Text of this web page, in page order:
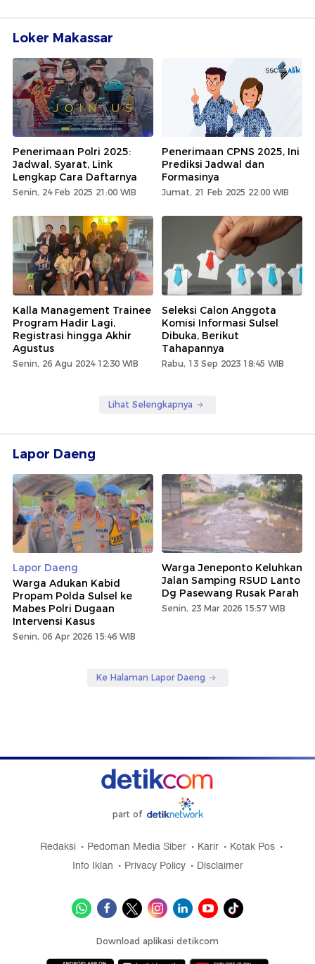
Loker Makassar
Penerimaan Polri 2025:
Jadwal, Syarat, Link
Lengkap Cara Daftarnya
Senin, 24 Feb 2025 21:00 WIB
Penerimaan CPNS 2025, Ini
Prediksi Jadwal dan
Formasinya
Jumat, 21 Feb 2025 22:00 WIB
Kalla Management Trainee
Program Hadir Lagi,
Registrasi hingga Akhir
Agustus
Senin, 26 Agu 2024 12:30 WIB
Seleksi Calon Anggota
Komisi Informasi Sulsel
Dibuka, Berikut
Tahapannya
Rabu, 13 Sep 2023 18:45 WIB
Lihat Selengkapnya
Lapor Daeng
Lapor Daeng
Warga Adukan Kabid
Propam Polda Sulsel ke
Mabes Polri Dugaan
Intervensi Kasus
Senin, 06 Apr 2026 15:46 WIB
Warga Jeneponto Keluhkan
Jalan Samping RSUD Lanto
Dg Pasewang Rusak Parah
Senin, 23 Mar 2026 15:57 WIB
Ke Halaman Lapor Daeng
part of
Redaksi Pedoman Media Siber Karir
Kotak Pos
Info Iklan
Privacy Policy Disclaimer
Download aplikasi detikcom